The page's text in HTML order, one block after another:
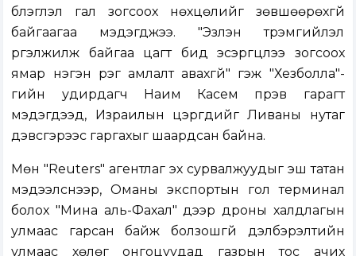
бүлэглэл гал зогсоох нөхцөлийг зөвшөөрөхгүй
байгаагаа мэдэгджээ. "Эзлэн түрэмгийлэл
үргэлжилж байгаа цагт бид эсэргүүцлээ зогсоох
ямар нэгэн үүрэг амлалт авахгүй" гэж "Хезболла"-
гийн удирдагч Наим Касем пүрэв гарагт
мэдэгдээд, Израилын цэргүүдийг Ливаны нутаг
дэвсгэрээс гаргахыг шаардсан байна.
Мөн "Reuters" агентлаг эх сурвалжуудыг эш татан
мэдээлснээр, Оманы экспортын гол терминал
болох "Мина аль-Фахал" дээр дроны халдлагын
улмаас гарсан байж болзошгүй дэлбэрэлтийн
улмаас хөлөг онгоцуудад газрын тос ачих